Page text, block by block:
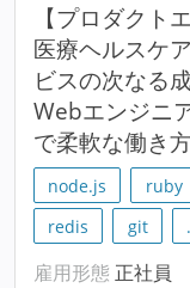
【プロダクト
医療ヘルスケ
ビスの次なる
Webエンジニ
で柔軟な働き
node.js ruby
redis
git
雇用形態 正社員